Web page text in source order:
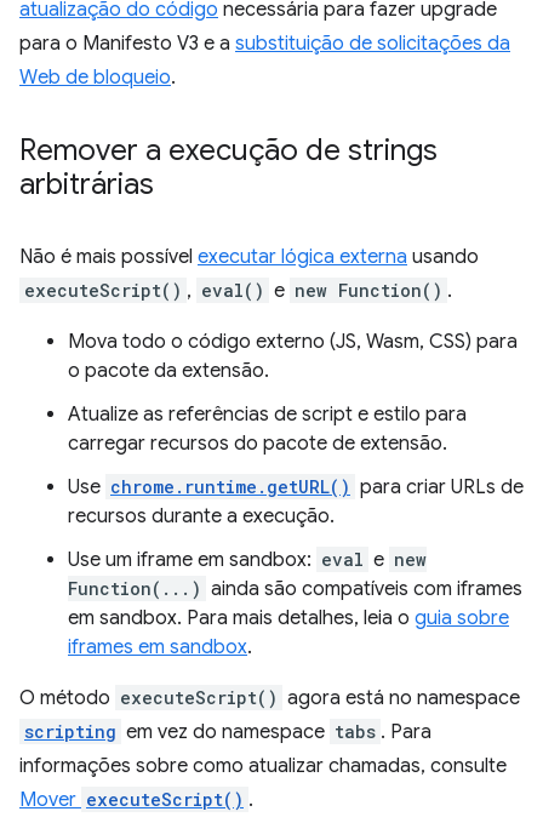
atualização do código necessária para fazer upgrade
para o Manifesto V3 e a substituição de solicitações da
Web de bloqueio.
Remover a execução de strings
arbitrárias
Não é mais possível executar lógica externa usando
executeScript() , eval() e new Function() .
Mova todo o código externo (JS, Wasm, CSS) para
o pacote da extensão.
Atualize as referências de script e estilo para
carregar recursos do pacote de extensão.
Use chrome.runtime.getURL() para criar URLs de
recursos durante a execução.
Use um iframe em sandbox: eval e new
Function(...) ainda são compatíveis com iframes
em sandbox. Para mais detalhes, leia o guia sobre
iframes em sandbox.
O método executeScript() agora está no namespace
scripting em vez do namespace tabs . Para
informações sobre como atualizar chamadas, consulte
Mover executeScript() .